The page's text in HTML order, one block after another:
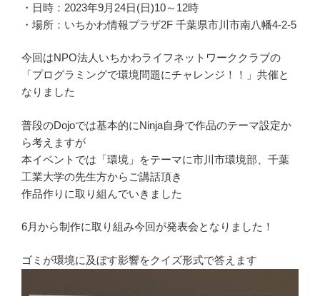
・日時：2023年9月24日(日)10～12時
・場所：いちかわ情報プラザ2F 千葉県市川市南八幡4-2-5
今回はNPO法人いちかわライフネットワーククラブの
「プログラミングで環境問題にチャレンジ！！」共催と
なりました
普段のDojoでは基本的にNinja自身で作品のテーマ設定か
ら考えますが
本イベントでは「環境」をテーマに市川市環境部、千葉
工業大学の先生方からご講話頂き
作品作りに取り組んでいきました
6月から制作に取り組み今回が発表会となりました！
ゴミが環境に及ぼす影響をクイズ形式で答えます